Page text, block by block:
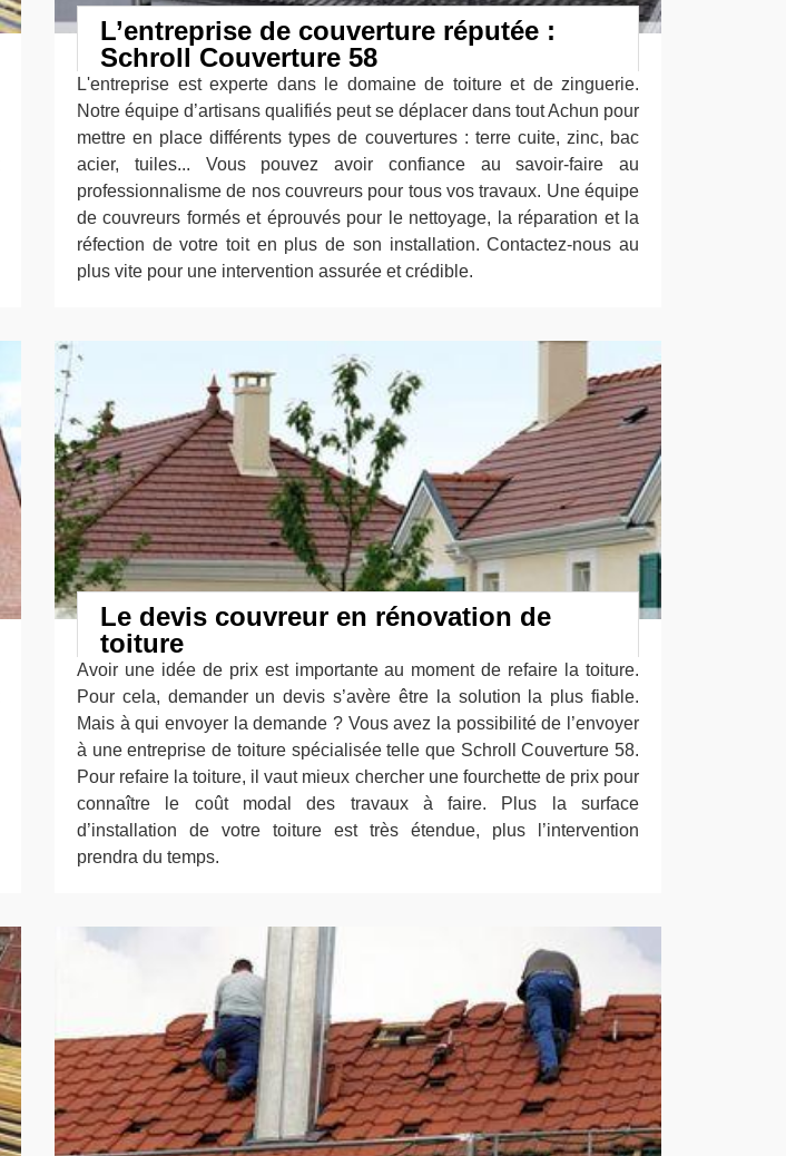
L’entreprise de couverture réputée :
Schroll Couverture 58
L'entreprise est experte dans le domaine de toiture et de zinguerie.
Notre équipe d’artisans qualifiés peut se déplacer dans tout Achun pour
mettre en place différents types de couvertures : terre cuite, zinc, bac
acier, tuiles... Vous pouvez avoir confiance au savoir-faire au
professionnalisme de nos couvreurs pour tous vos travaux. Une équipe
de couvreurs formés et éprouvés pour le nettoyage, la réparation et la
réfection de votre toit en plus de son installation. Contactez-nous au
plus vite pour une intervention assurée et crédible.
Le devis couvreur en rénovation de
toiture
Avoir une idée de prix est importante au moment de refaire la toiture.
Pour cela, demander un devis s’avère être la solution la plus fiable.
Mais à qui envoyer la demande ? Vous avez la possibilité de l’envoyer
à une entreprise de toiture spécialisée telle que Schroll Couverture 58.
Pour refaire la toiture, il vaut mieux chercher une fourchette de prix pour
connaître le coût modal des travaux à faire. Plus la surface
d’installation de votre toiture est très étendue, plus l’intervention
prendra du temps.